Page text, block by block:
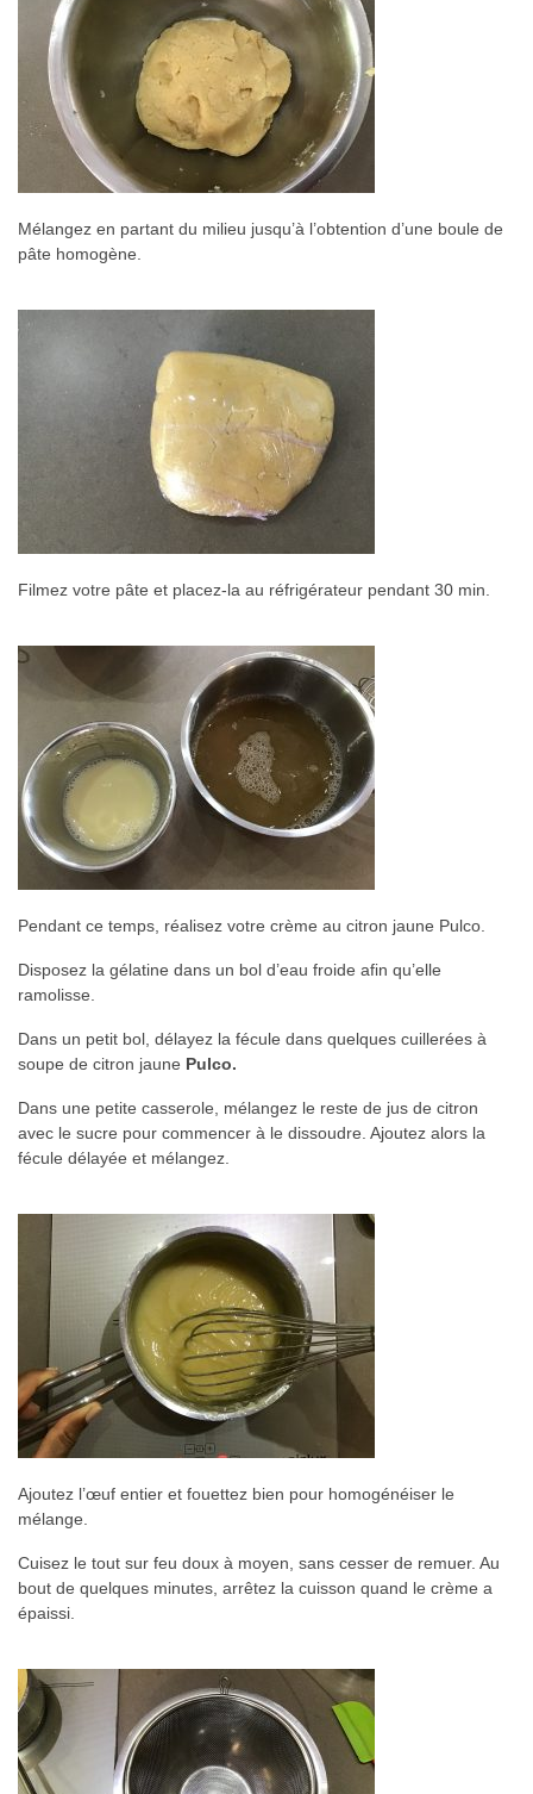
Mélangez en partant du milieu jusqu’à l’obtention d’une boule de
pâte homogène.
Filmez votre pâte et placez-la au réfrigérateur pendant 30 min.
Pendant ce temps, réalisez votre crème au citron jaune Pulco.
Disposez la gélatine dans un bol d’eau froide afin qu’elle
ramolisse.
Dans un petit bol, délayez la fécule dans quelques cuillerées à
soupe de citron jaune Pulco.
Dans une petite casserole, mélangez le reste de jus de citron
avec le sucre pour commencer à le dissoudre. Ajoutez alors la
fécule délayée et mélangez.
Ajoutez l’œuf entier et fouettez bien pour homogénéiser le
mélange.
Cuisez le tout sur feu doux à moyen, sans cesser de remuer. Au
bout de quelques minutes, arrêtez la cuisson quand le crème a
épaissi.